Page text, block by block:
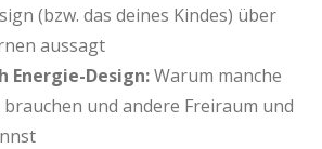
(bzw. das deines Kindes) über
aussagt
Energie-Design:Warum manche
und andere Freiraum und